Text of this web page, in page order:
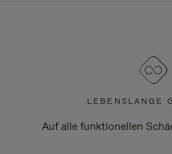
LEBENSLANGE
Auf alle funktionellen